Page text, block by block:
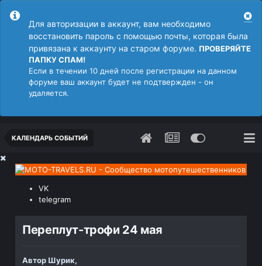
Для авторизации в аккаунт, вам необходимо
восстановить пароль с помощью почты, которая была
привязана к аккаунту на старом форуме. ПРОВЕРЯЙТЕ
ПАПКУ СПАМ!
Если в течении 10 дней после регистрации на данном
форуме ваш аккаунт будет не подтвержден - он
удаляется.
КАЛЕНДАРЬ СОБЫТИЙ
VK
telegram
Переплут-трофи 24 мая
Автор Шурик,